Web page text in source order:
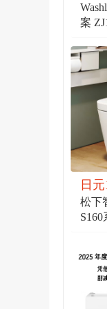
案
日
松下
S160